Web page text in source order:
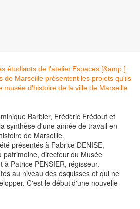
Barbier, Frédéric Frédout et
synthèse d'une année de travail en
de Marseille.
présentés à Fabrice DENISE,
patrimoine, directeur du Musée
à Patrice PENSIER, régisseur.
au niveau des esquisses et qui ne
C'est le début d'une nouvelle